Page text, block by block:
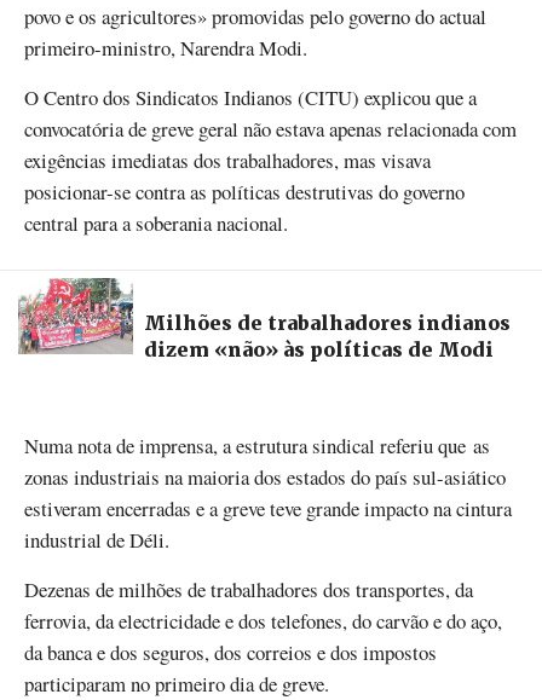
povo e os agricultores» promovidas pelo governo do actual
primeiro-ministro, Narendra Modi.
O Centro dos Sindicatos Indianos (CITU) explicou que a
convocatória de greve geral não estava apenas relacionada com
exigências imediatas dos trabalhadores, mas visava
posicionar-se contra as políticas destrutivas do governo
central para a soberania nacional.
Milhões de trabalhadores indianos
dizem «não» às políticas de Modi
Numa nota de imprensa, a estrutura sindical referiu que as
zonas industriais na maioria dos estados do país sul-asiático
estiveram encerradas e a greve teve grande impacto na cintura
industrial de Déli.
Dezenas de milhões de trabalhadores dos transportes, da
ferrovia, da electricidade e dos telefones, do carvão e do aço,
da banca e dos seguros, dos correios e dos impostos
participaram no primeiro dia de greve.